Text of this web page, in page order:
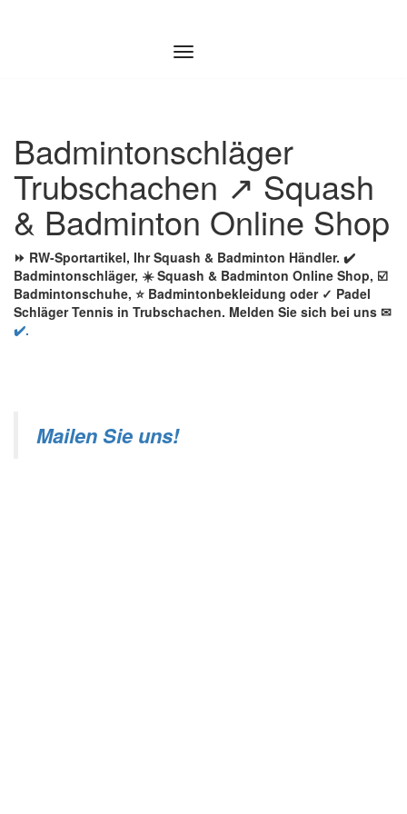
Badmintonschläger
Trubschachen ↗️ Squash
& Badminton Online Shop
⏩ RW-Sportartikel, Ihr Squash & Badminton Händler. ✔️
Badmintonschläger, ☀️ Squash & Badminton Online Shop, ☑️
Badmintonschuhe, ⭐ Badmintonbekleidung oder ✓ Padel
Schläger Tennis in Trubschachen. Melden Sie sich bei uns ✉
✔️.
Mailen Sie uns!